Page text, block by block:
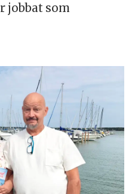
jobbat som